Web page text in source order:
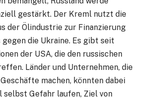
gestärkt. Der Kreml nutzt die
der Ölindustrie zur Finanzierung
die Ukraine. Es gibt seit
der USA, die den russischen
Länder und Unternehmen, die
machen, könnten dabei
selbst Gefahr laufen, Ziel von